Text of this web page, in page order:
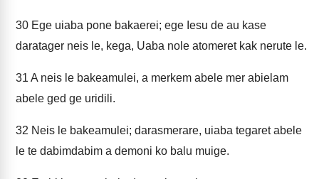
30 Ege uiaba pone bakaerei; ege Iesu de au kase
daratager neis le, kega, Uaba nole atomeret kak nerute le.
31 A neis le bakeamulei, a merkem abele mer abielam
abele ged ge uridili.
32 Neis le bakeamulei; darasmerare, uiaba tegaret abele
le te dabimdabim a demoni ko balu muige.